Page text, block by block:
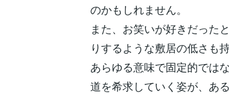
のかもしれません。
また、お笑いが好きだった
りするような敷居の低さも
あらゆる意味で固定的では
道を希求していく姿が、あ